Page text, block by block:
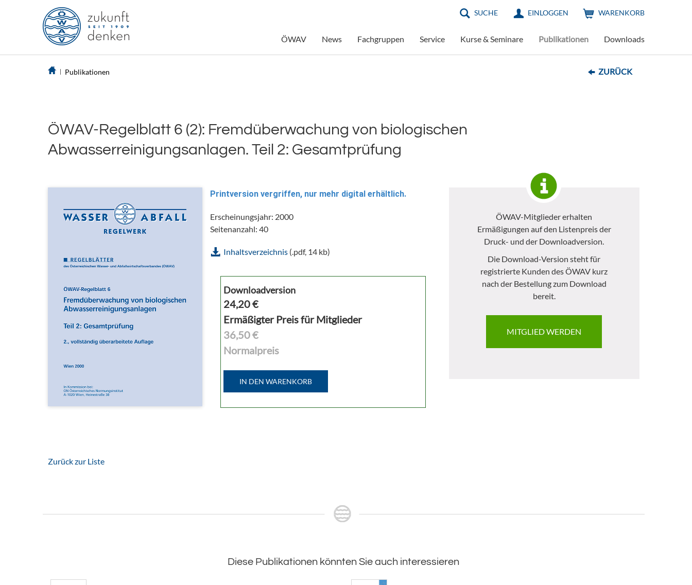
SUCHE EINLOGGEN WARENKORB
ÖWAV News Fachgruppen Service Kurse & Seminare Publikationen Downloads
Publikationen ZURÜCK
ÖWAV-Regelblatt 6 (2): Fremdüberwachung von biologischen
Abwasserreinigungsanlagen. Teil 2: Gesamtprüfung
Printversion vergriffen, nur mehr digital erhältlich.
Erscheinungsjahr: 2000
Seitenanzahl: 40
Inhaltsverzeichnis(.pdf, 14 kb)
Downloadversion
24,20€
Ermäßigter Preis für Mitglieder
36,50 €
Normalpreis
IN DEN WARENKORB
ÖWAV-Mitglieder erhalten
Ermäßigungen auf den Listenpreis der
Druck- und der Downloadversion.
Die Download-Version steht für
registrierte Kunden des ÖWAV kurz
nach der Bestellung zum Download
bereit.
MITGLIED WERDEN
Zurück zur Liste
Diese Publikationen könnten Sie auch interessieren